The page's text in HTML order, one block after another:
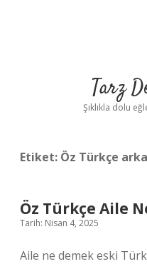
Tarz
Şıklıkla dolu
Etiket: Öz Türkçe
Öz Türkçe Aile
Tarih: Nisan 4, 2025
Aile ne demek eski